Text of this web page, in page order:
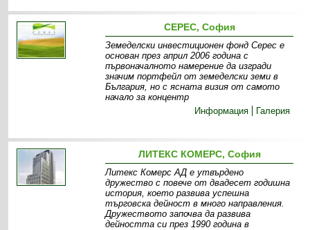
СЕРЕС, София
Земеделски инвестиционен фонд Серес е
основан през април 2006 година с
първоначалното намерение да изгради
значим портфейл от земеделски земи в
България, но с ясната визия от самото
начало за концентр
Информация
Галерия
ЛИТЕКС КОМЕРС, София
Литекс Комерс АД е утвърдено
дружество с повече от двадесет годишна
история, което развива успешна
търговска дейност в много направления.
Дружеството започва да развива
дейността си през 1990 година в